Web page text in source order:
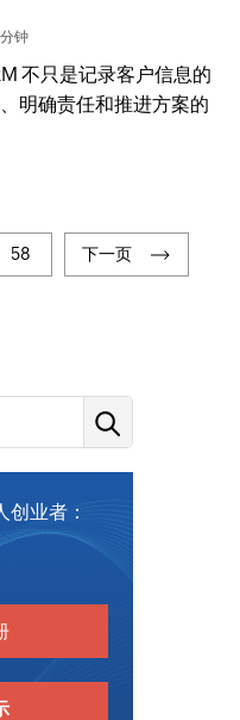
钟
不只是记录客户信息的
明确责任和推进方案的
58 下一页
业者：